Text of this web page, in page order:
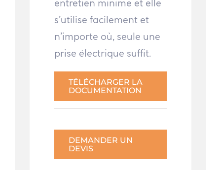
entretien minime et elle
s’utilise facilement et
n’importe où, seule une
prise électrique suffit.
TÉLÉCHARGER LA
DOCUMENTATION
DEMANDER UN
DEVIS